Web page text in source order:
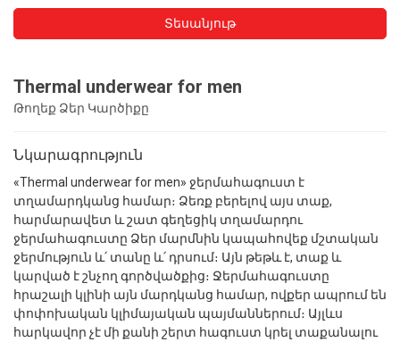
Տեսանյութ
Thermal underwear for men
Թողեք Ձեր Կարծիքը
Նկարագրություն
«Thermal underwear for men» ջերմահագուստ է
տղամարդկանց համար։ Ձեռք բերելով այս տաք,
հարմարավետ և շատ գեղեցիկ տղամարդու
ջերմահագուստը Ձեր մարմնին կապահովեք մշտական
ջերմություն և՛ տանը և՛ դրսում։ Այն թեթև է, տաք և
կարված է շնչող գործվածքից։ Ջերմահագուստը
հրաշալի կլինի այն մարդկանց համար, ովքեր ապրում են
փոփոխական կլիմայական պայմաններում։ Այլևս
հարկավոր չէ մի քանի շերտ հագուստ կրել տաքանալու